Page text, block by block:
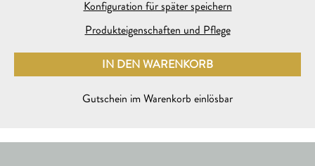
Konfiguration für später speichern
Produkteigenschaften und Pflege
IN DEN WARENKORB
Gutschein im Warenkorb einlösbar